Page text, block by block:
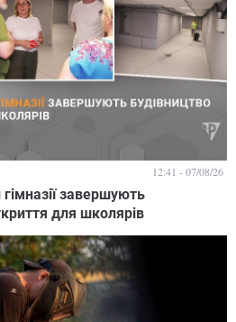
гімназії завершують
для школярів
12:41 - 07/08/26